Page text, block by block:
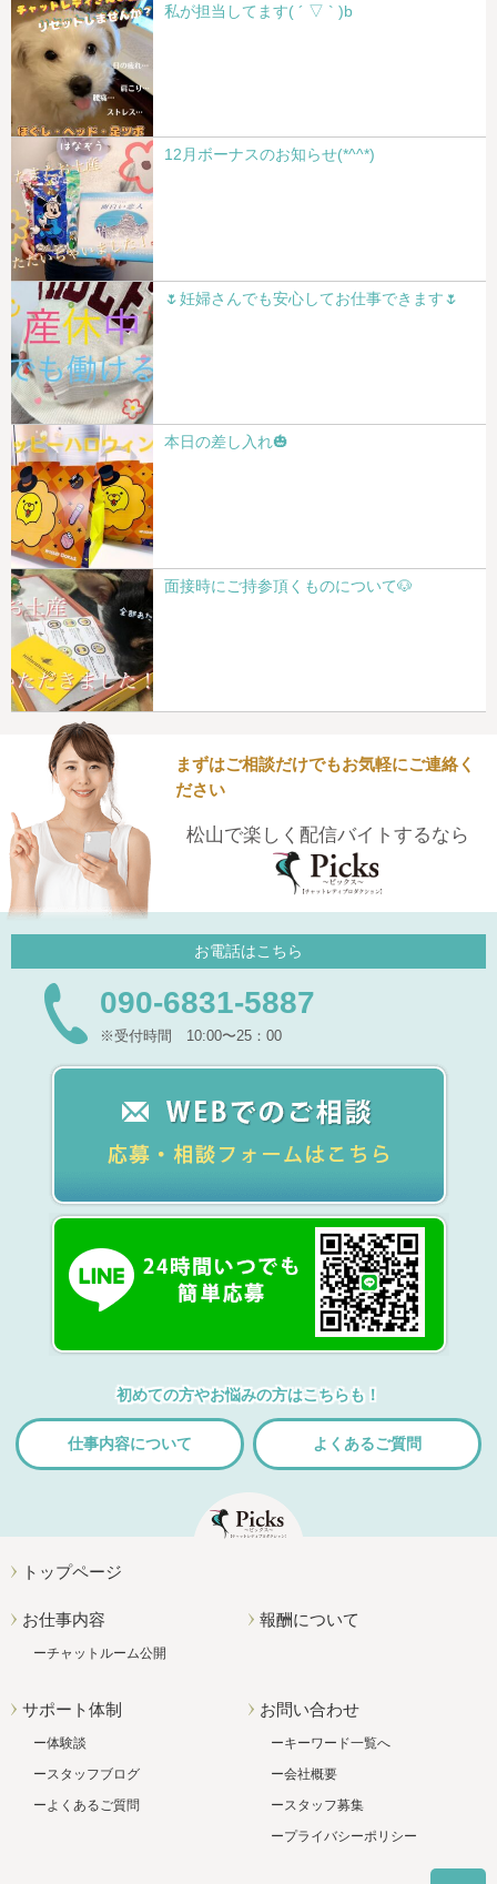
私が担当してます( ´ ▽ ` )b
12月ボーナスのお知らせ(*^^*)
🌷妊婦さんでも安心してお仕事できます🌷
本日の差し入れ🎃
面接時にご持参頂くものについて🐶
まずはご相談だけでもお気軽にご連絡く
ださい
松山で楽しく配信バイトするなら
お電話はこちら
090-6831-5887
※受付時間 10:00〜25：00
初めての方やお悩みの方はこちらも！
仕事内容について よくあるご質問
トップページ
お仕事内容
チャットルーム公開
報酬について
サポート体制
体験談
スタッフブログ
よくあるご質問
お問い合わせ
キーワード一覧へ
会社概要
スタッフ募集
プライバシーポリシー